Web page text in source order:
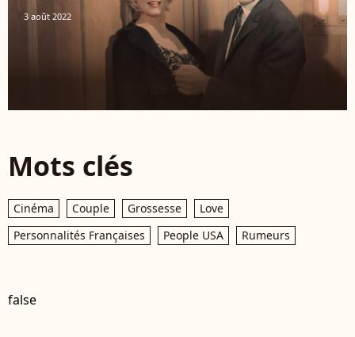
3 août 2022
Mots clés
Cinéma Couple Grossesse
Love
Personnalités Françaises
People USA Rumeurs
false